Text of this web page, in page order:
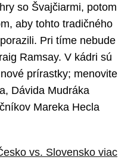
so Švajčiarmi, potom
aby tohto tradičného
Pri tíme nebude
Ramsay. V kádri sú
prírastky; menovite
Dávida Mudráka
Mareka Hecla
vs. Slovensko viac